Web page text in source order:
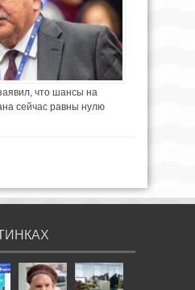
что шансы на
сейчас равны нулю